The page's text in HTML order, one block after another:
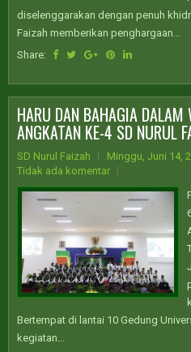
diselenggarakan dengan penuh
Faizah memberikan penghargaan...
Share:
HARU DAN BAHAGIA DALAM
ANGKATAN KE-4 SD NURUL
SD Nurul Faizah
Minggu, Juni 14,
Tidak ada komentar
Bertempat di lantai 10 Gedung
kegiatan...